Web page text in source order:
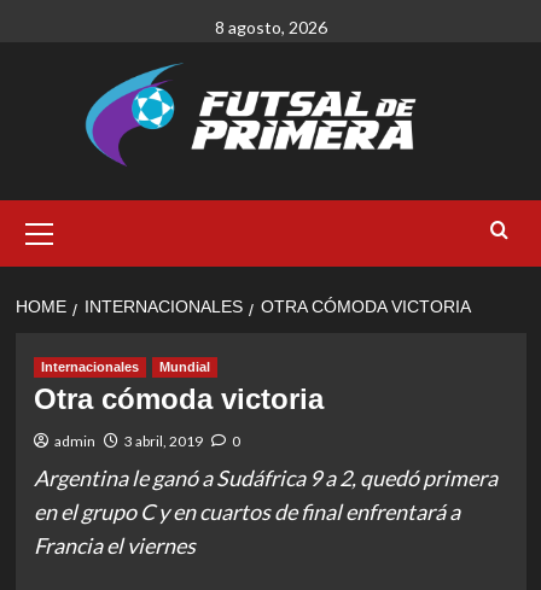
8 agosto, 2026
Menu
HOME INTERNACIONALES OTRA CÓMODA VICTORIA
Internacionales Mundial
Otra cómoda victoria
admin 3 abril, 2019 0
Argentina le ganó a Sudáfrica 9 a 2, quedó primera
en el grupo C y en cuartos de final enfrentará a
Francia el viernes